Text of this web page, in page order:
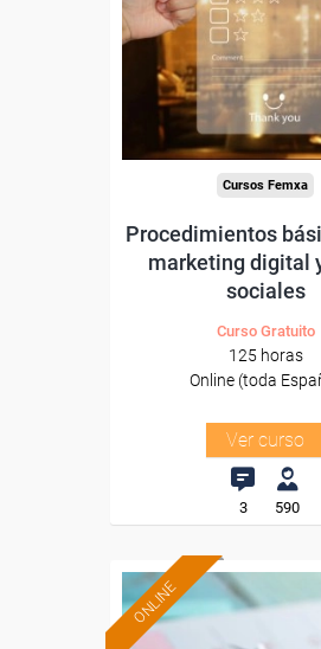
Para desempleados,
trabajadores y autónomos.
-Hosteleria y
Cursos Femxa
Procedimientos
marketing digital
sociales
Curso Gratuito
125 horas
Online (toda
Ver curso
3 590
ONLINE